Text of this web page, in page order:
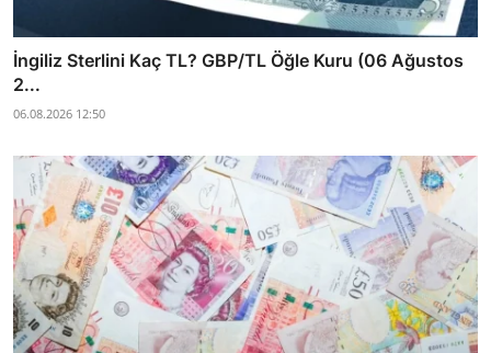
İngiliz Sterlini Kaç TL? GBP/TL Öğle Kuru (06 Ağustos
2...
06.08.2026 12:50